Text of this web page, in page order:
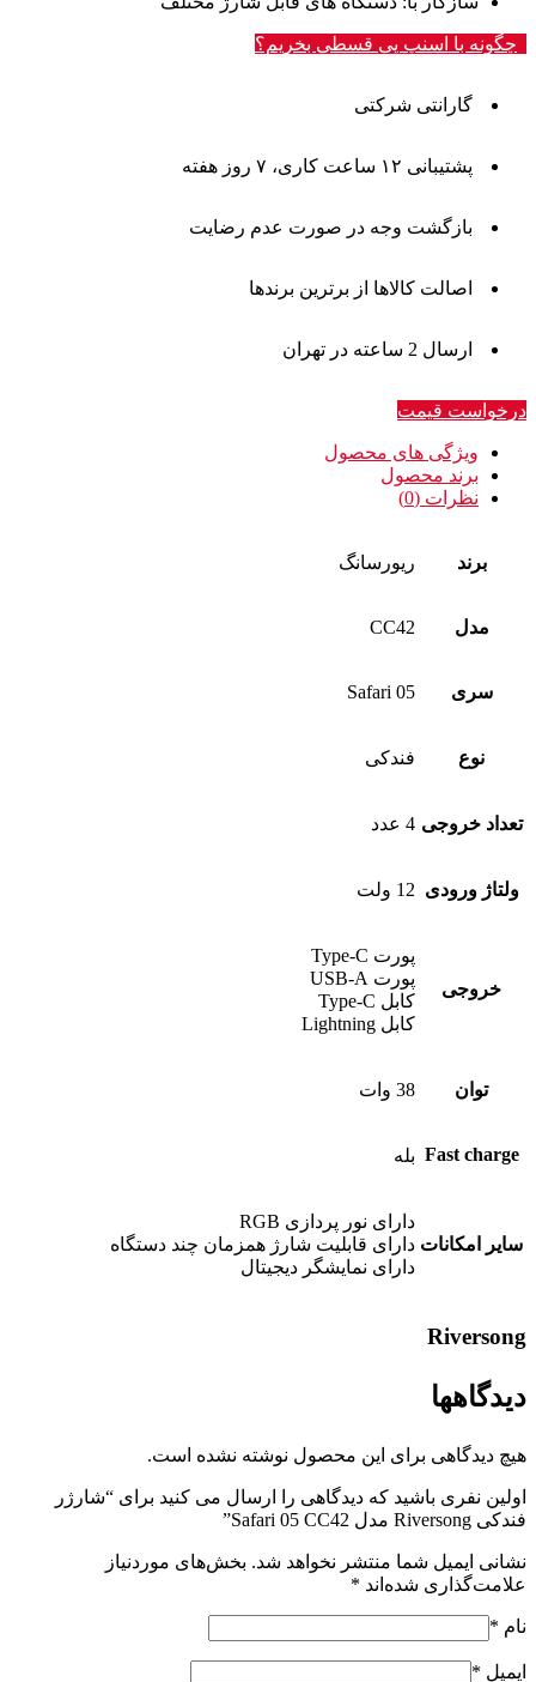
چگونه با اسنپ پی قسطی بخریم؟
گارانتی شرکتی
پشتیبانی ۱۲ ساعت کاری، ۷ روز هفته
بازگشت وجه در صورت عدم رضایت
اصالت کالاها از برترین برندها
ارسال 2 ساعته در تهران
درخواست قیمت
ویژگی های محصول
برند محصول
نظرات (0)
برند ریورسانگ
مدل CC42
سری Safari 05
نوع فندکی
تعداد خروجی 4 عدد
ولتاژ ورودی 12 ولت
خروجی
پورت Type-C
پورت USB-A
کابل Type-C
کابل Lightning
توان 38 وات
Fast charge بله
سایر امکانات
دارای نور پردازی RGB
دارای قابلیت شارژ همزمان چند دستگاه
دارای نمایشگر دیجیتال
Riversong
دیدگاهها
هیچ دیدگاهی برای این محصول نوشته نشده است.
اولین نفری باشید که دیدگاهی را ارسال می کنید برای “شارژر
فندکی Riversong مدل Safari 05 CC42”
نشانی ایمیل شما منتشر نخواهد شد. بخش‌های موردنیاز
علامت‌گذاری شده‌اند *
نام *
ایمیل *